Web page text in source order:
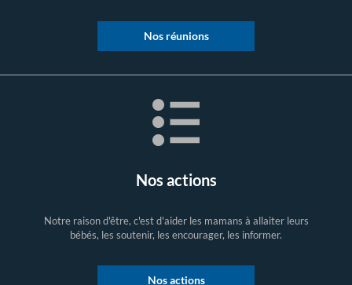
Nos réunions
Nos actions
Notre raison d'être, c'est d'aider les mamans à allaiter leurs
bébés, les soutenir, les encourager, les informer.
Nos actions